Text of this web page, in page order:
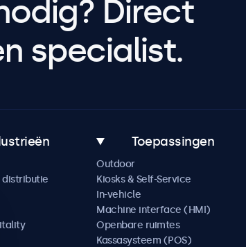
Direct
specialist.
distributie
Toepassingen
Outdoor
Kiosks & Self-Service
In-vehicle
Machine interface (HMI)
Openbare ruimtes
Kassasysteem (POS)